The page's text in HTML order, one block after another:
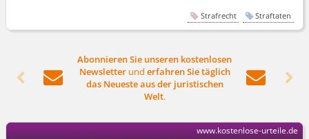
Strafrecht Straftaten
 
Abonnieren Sie unseren kostenlosen
Newsletterund erfahren Sie täglich
das Neueste aus der juristischen
Welt.
 
www.kostenlose-urteile.de